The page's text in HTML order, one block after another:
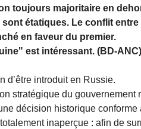
toujours majoritaire en
étatiques. Le conflit
en faveur du premier.
est intéressant. (BD-ANC)
d’être introduit en Russie.
stratégique du
décision historique
inaperçue : afin de